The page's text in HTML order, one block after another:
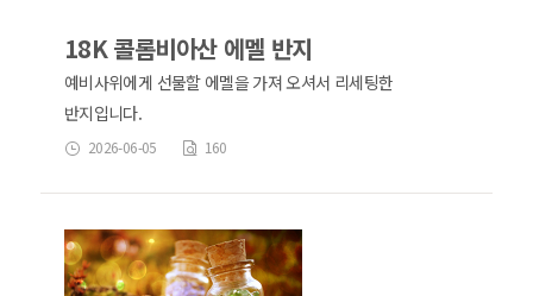
18K 콜롬비아산 에멜 반지
예비사위에게 선물할 에멜을 가져 오셔서 리세팅한
반지입니다.
2026-06-05 160